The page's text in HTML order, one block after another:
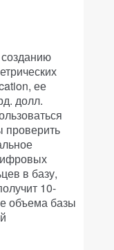
ее
долл.
проверить
в базу,
10-
объема базы